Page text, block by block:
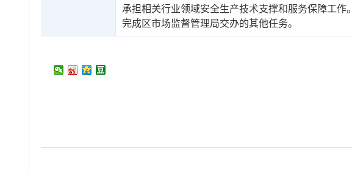
承担相关行业领域安全生产技术支撑和服务保障工作。
完成区市场监督管理局交办的其他任务。